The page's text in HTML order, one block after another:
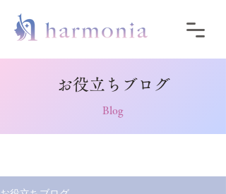
​お役立ちブログ
Blog